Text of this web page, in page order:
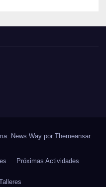
News Way por Themeansar.
Próximas Actividades